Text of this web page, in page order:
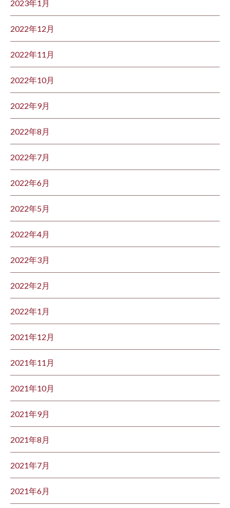
2023年1月
2022年12月
2022年11月
2022年10月
2022年9月
2022年8月
2022年7月
2022年6月
2022年5月
2022年4月
2022年3月
2022年2月
2022年1月
2021年12月
2021年11月
2021年10月
2021年9月
2021年8月
2021年7月
2021年6月